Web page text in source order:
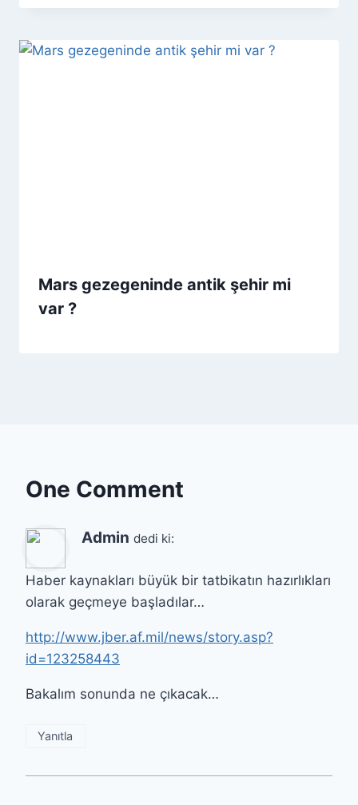
Mars gezegeninde antik şehir mi
var ?
One Comment
Admin dedi ki:
Haber kaynakları büyük bir tatbikatın hazırlıkları
olarak geçmeye başladılar…
http://www.jber.af.mil/news/story.asp?
id=123258443
Bakalım sonunda ne çıkacak…
Yanıtla